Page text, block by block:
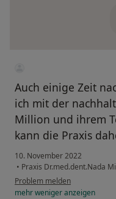
Auch einige Zeit
ich mit der
Million und ihrem
kann die Praxis
10. November 2022
• Praxis Dr.med.dent.Nada
Problem melden
mehrwenigeranzeigen